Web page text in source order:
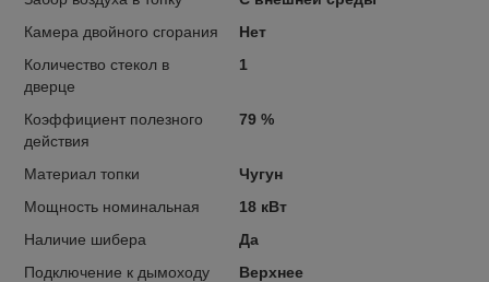
Камера двойного сгорания
Нет
Количество стекол в
дверце
1
Коэффициент полезного
действия
79 %
Материал топки
Чугун
Мощность номинальная
18 кВт
Наличие шибера
Да
Подключение к дымоходу
Верхнее